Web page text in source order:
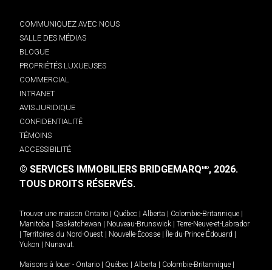
COMMUNIQUEZ AVEC NOUS
SALLE DES MÉDIAS
BLOGUE
PROPRIÉTÉS LUXUEUSES
COMMERCIAL
INTRANET
AVIS JURIDIQUE
CONFIDENTIALITÉ
TÉMOINS
ACCESSIBILITÉ
© SERVICES IMMOBILIERS BRIDGEMARQMD, 2026.
TOUS DROITS RÉSERVÉS.
Trouver une maison Ontario Québec Alberta Colombie-Britannique
Manitoba
Saskatchewan Nouveau-Brunswick
Terre-Neuve-et-Labrador
Territoires du Nord-Ouest Nouvelle-Écosse Île-du-Prince-Édouard
Yukon
Nunavut.
Maisons à louer - Ontario Québec Alberta Colombie-Britannique